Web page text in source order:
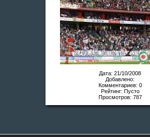
Дата: 21/10/2008
Добавлено:
Комментариев: 0
Рейтинг: Пусто
Просмотров: 787